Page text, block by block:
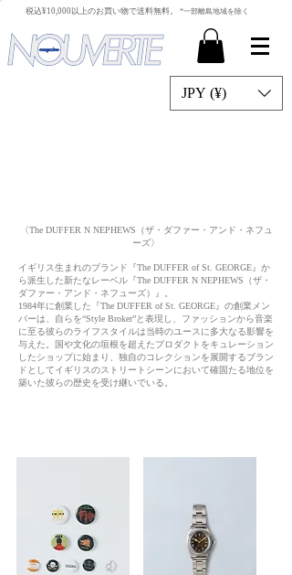
​税込¥10,000以上のお買い物で送料無料。 *一部離島地域を除く
JPY (¥)
〈The DUFFER N NEPHEWS（ザ・ダファー・アンド・ネフュ
ーズ〉
イギリス生まれのブランド『The DUFFER of St. GEORGE』か
ら派生した新たなレーベル『The DUFFER N NEPHEWS（ザ・
ダファー・アンド・ネフューズ）』。
1984年に創業した『The DUFFER of St. GEORGE』の創業メン
バーは、自らを“Style Broker”と表現し、ファッションから音楽
に至る彼らのライフスタイルは当時のユースに多大なる影響を
与えた。国や文化の垣根を超えたプロダクトをキュレーション
したショップに始まり、独自のコレクションを展開するブラン
ドとしてイギリスのストリートシーンにおいて確固たる地位を
築いた彼らの歴史を受け継いでいる。